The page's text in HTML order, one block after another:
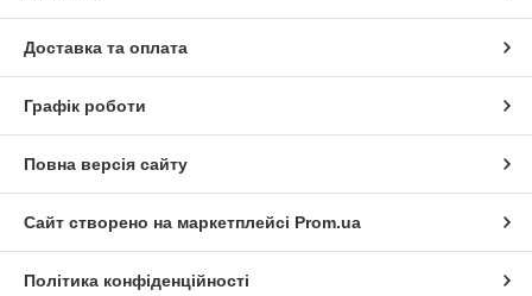
Доставка та оплата
Графік роботи
Повна версія сайту
Сайт створено на маркетплейсі Prom.ua
Політика конфіденційності